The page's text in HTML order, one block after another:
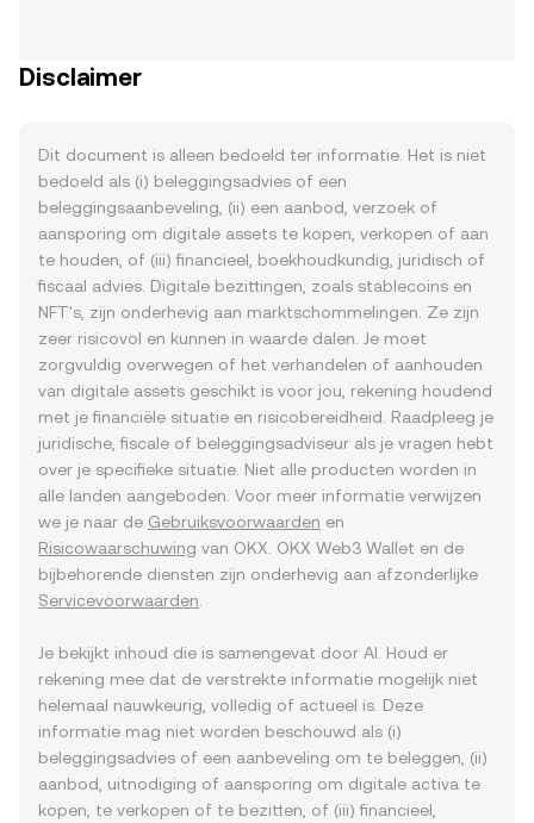
Disclaimer
Dit document is alleen bedoeld ter informatie. Het is niet
bedoeld als (i) beleggingsadvies of een
beleggingsaanbeveling, (ii) een aanbod, verzoek of
aansporing om digitale assets te kopen, verkopen of aan
te houden, of (iii) financieel, boekhoudkundig, juridisch of
fiscaal advies. Digitale bezittingen, zoals stablecoins en
NFT's, zijn onderhevig aan marktschommelingen. Ze zijn
zeer risicovol en kunnen in waarde dalen. Je moet
zorgvuldig overwegen of het verhandelen of aanhouden
van digitale assets geschikt is voor jou, rekening houdend
met je financiële situatie en risicobereidheid. Raadpleeg je
juridische, fiscale of beleggingsadviseur als je vragen hebt
over je specifieke situatie. Niet alle producten worden in
alle landen aangeboden. Voor meer informatie verwijzen
we je naar de Gebruiksvoorwaarden en
Risicowaarschuwing van OKX. OKX Web3 Wallet en de
bijbehorende diensten zijn onderhevig aan afzonderlijke
Servicevoorwaarden
Je bekijkt inhoud die is samengevat door AI. Houd er
rekening mee dat de verstrekte informatie mogelijk niet
helemaal nauwkeurig, volledig of actueel is. Deze
informatie mag niet worden beschouwd als (i)
beleggingsadvies of een aanbeveling om te beleggen, (ii)
aanbod, uitnodiging of aansporing om digitale activa te
kopen, te verkopen of te bezitten, of (iii) financieel,